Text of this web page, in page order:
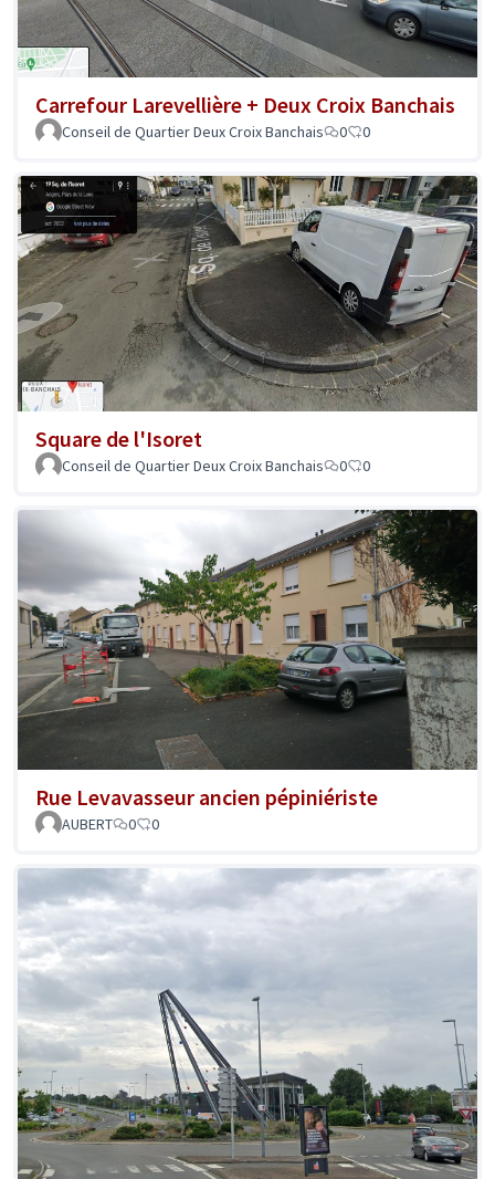
Carrefour Larevellière + Deux Croix Banchais
Conseil de Quartier Deux Croix Banchais 0 0
Square de l'Isoret
Conseil de Quartier Deux Croix Banchais 0 0
Rue Levavasseur ancien pépiniériste
AUBERT 0 0